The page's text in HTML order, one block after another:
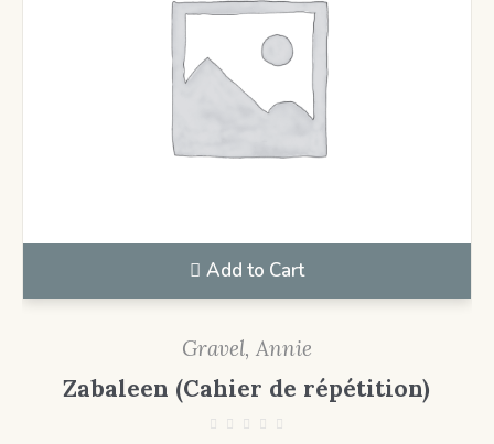
Add to Cart
Gravel, Annie
Zabaleen (Cahier de répétition)